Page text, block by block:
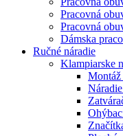
Pracovná
Pracovná
Dámska
Ručné náradie
Klampiarske
Montáž